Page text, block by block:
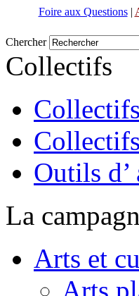
Foire aux Questions|
Chercher
Collectifs
Outils
La
Arts et